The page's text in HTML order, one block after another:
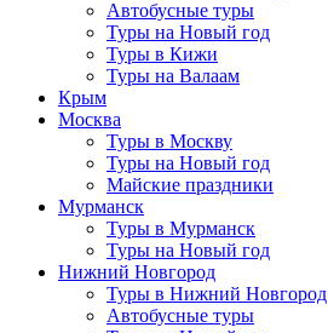
Автобусные туры
Туры на Новый год
Туры в Кижи
Туры на Валаам
Крым
Москва
Туры в Москву
Туры на Новый год
Майские праздники
Мурманск
Туры в Мурманск
Туры на Новый год
Нижний Новгород
Туры в Нижний Новгород
Автобусные туры